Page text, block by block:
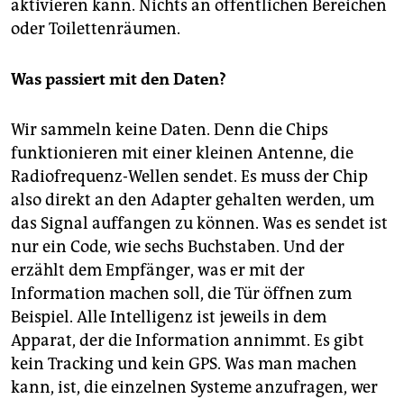
aktivieren kann. Nichts an öffentlichen Bereichen
oder Toilettenräumen.
Was passiert mit den Daten?
Wir sammeln keine Daten. Denn die Chips
funktionieren mit einer kleinen Antenne, die
Radiofrequenz-Wellen sendet. Es muss der Chip
also direkt an den Adapter gehalten werden, um
das Signal auffangen zu können. Was es sendet ist
nur ein Code, wie sechs Buchstaben. Und der
erzählt dem Empfänger, was er mit der
Information machen soll, die Tür öffnen zum
Beispiel. Alle Intelligenz ist jeweils in dem
Apparat, der die Information annimmt. Es gibt
kein Tracking und kein GPS. Was man machen
kann, ist, die einzelnen Systeme anzufragen, wer